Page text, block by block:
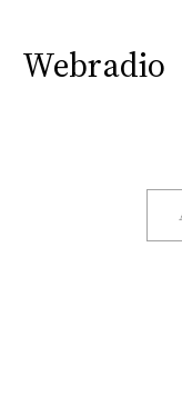
Webradio